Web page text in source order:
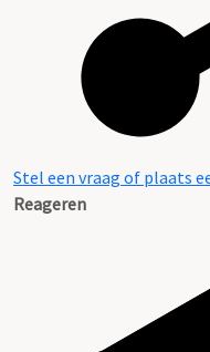
Stel een vraag of plaats
Reageren